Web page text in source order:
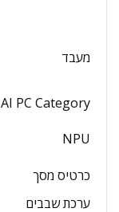
מעבד
AI PC Category
NPU
כרטיס מסך
ערכת שבבים